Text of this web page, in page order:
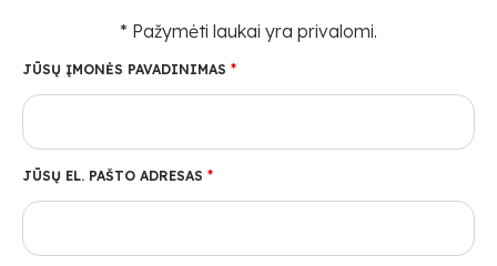
* Pažymėti laukai yra privalomi.
JŪSŲ ĮMONĖS PAVADINIMAS *
JŪSŲ EL. PAŠTO ADRESAS *